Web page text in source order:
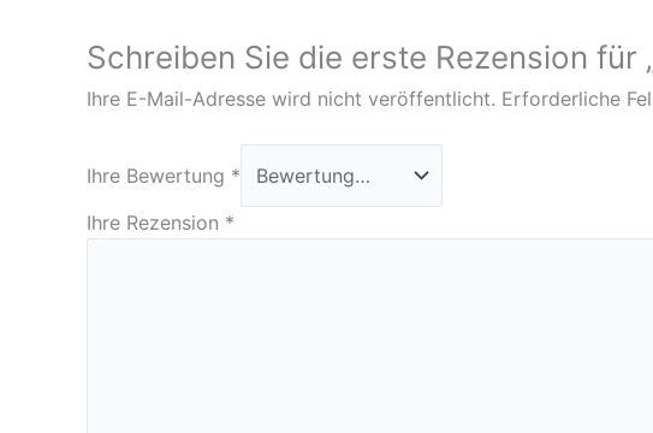
Schreiben Sie die erste Rezension für
Ihre E-Mail-Adresse wird nicht veröffentlicht. Erforderliche
Ihre Bewertung *
Ihre Rezension *